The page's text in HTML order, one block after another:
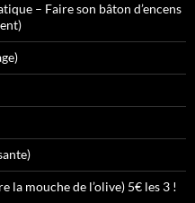
– Faire son bâton d’encens
la mouche de l’olive) 5€ les 3 !